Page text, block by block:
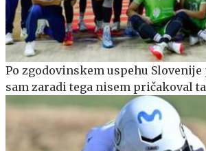
Po zgodovinskem uspehu
sam zaradi tega nisem pričakoval